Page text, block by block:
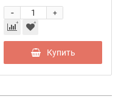
+
-
Купить